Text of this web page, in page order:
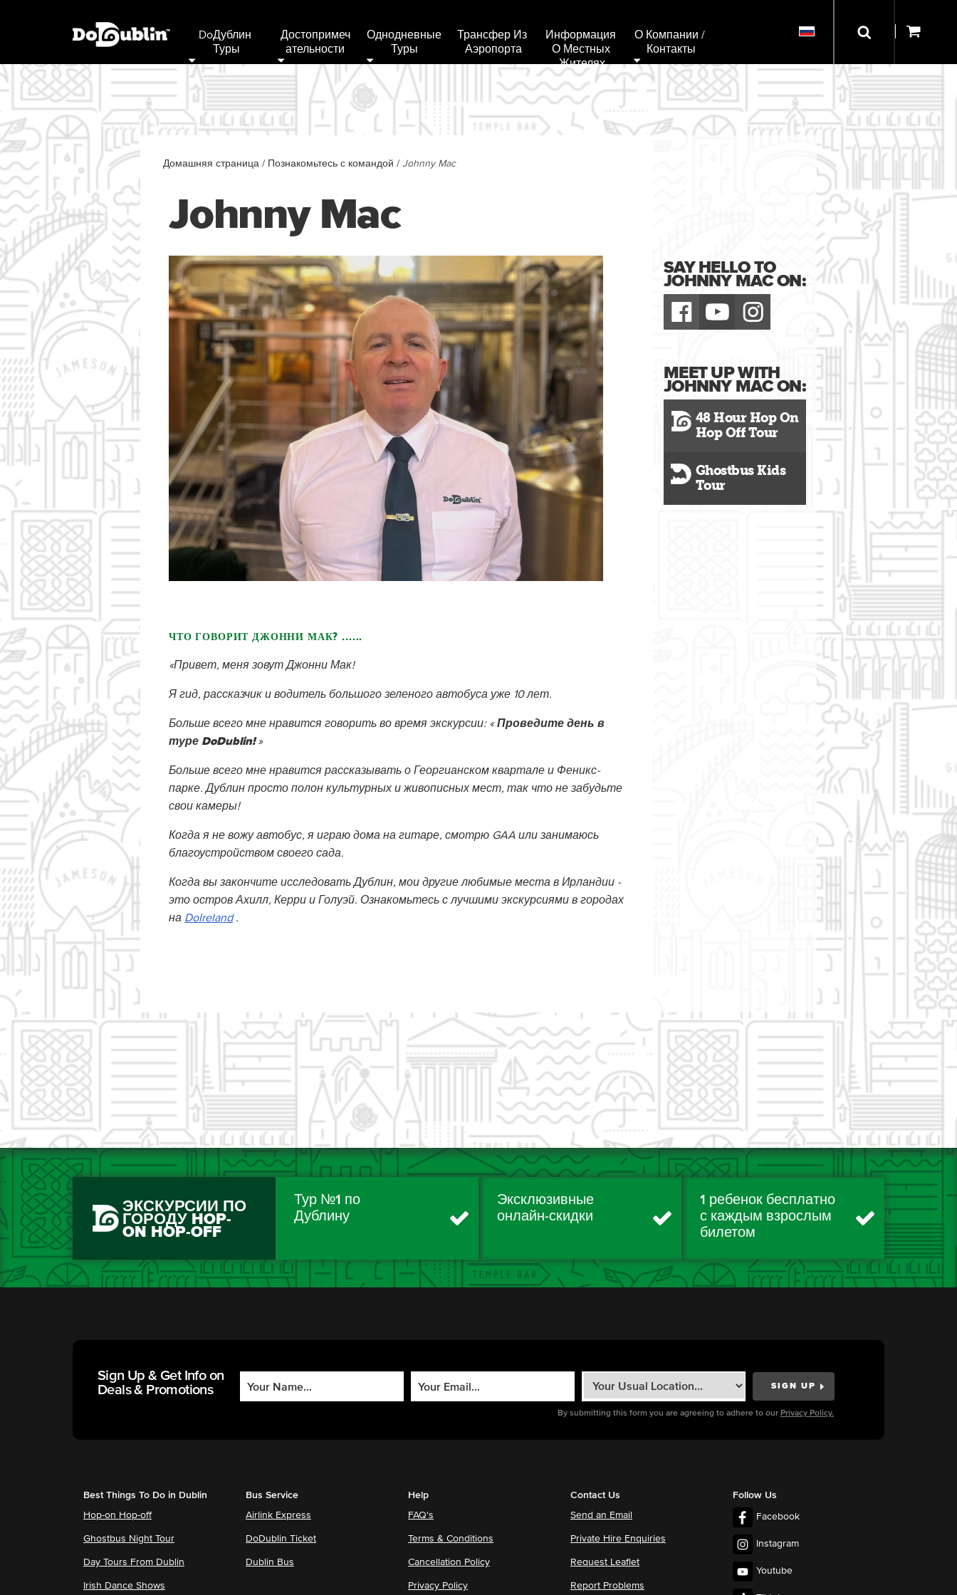
DoДублин
Туры
Достопримеч
Ательности
Однодневные
Туры
Трансфер Из
Аэропорта
Информация
О Местных
Жителях
О Компании /
Контакты
Домашняя страница / Познакомьтесь с командой / Johnny Mac
Johnny Mac
ЧТО ГОВОРИТ ДЖОННИ МАК? ......
«Привет, меня зовут Джонни Мак!
Я гид, рассказчик и водитель большого зеленого автобуса уже 10 лет.
Больше всего мне нравится говорить во время экскурсии: «Проведите день в
туре DoDublin!»
Больше всего мне нравится рассказывать о Георгианском квартале и Феникс-
парке. Дублин просто полон культурных и живописных мест, так что не забудьте
свои камеры!
Когда я не вожу автобус, я играю дома на гитаре, смотрю GAA или занимаюсь
благоустройством своего сада.
Когда вы закончите исследовать Дублин, мои другие любимые места в Ирландии -
это остров Ахилл, Керри и Голуэй. Ознакомьтесь с лучшими экскурсиями в городах
на DoIreland.
SAY HELLO TO
JOHNNY MAC ON:
MEET UP WITH
JOHNNY MAC ON:
48 Hour Hop On
Hop Off Tour
Ghostbus Kids
Tour
ЭКСКУРСИИ ПО
ГОРОДУ HOP-
ON HOP-OFF
Тур №1 по
Дублину
Эксклюзивные
онлайн-скидки
1 ребенок бесплатно
с каждым взрослым
билетом
Sign Up & Get Info on
Deals & Promotions
By submitting this form you are agreeing to adhere to our Privacy Policy.
Best Things To Do in Dublin
Hop-on Hop-off
Ghostbus Night Tour
Day Tours From Dublin
Irish Dance Shows
Bus Service
Airlink Express
DoDublin Ticket
Dublin Bus
Help
FAQ's
Terms & Conditions
Cancellation Policy
Privacy Policy
Contact Us
Send an Email
Private Hire Enquiries
Request Leaflet
Report Problems
Follow Us
Facebook
Instagram
Youtube